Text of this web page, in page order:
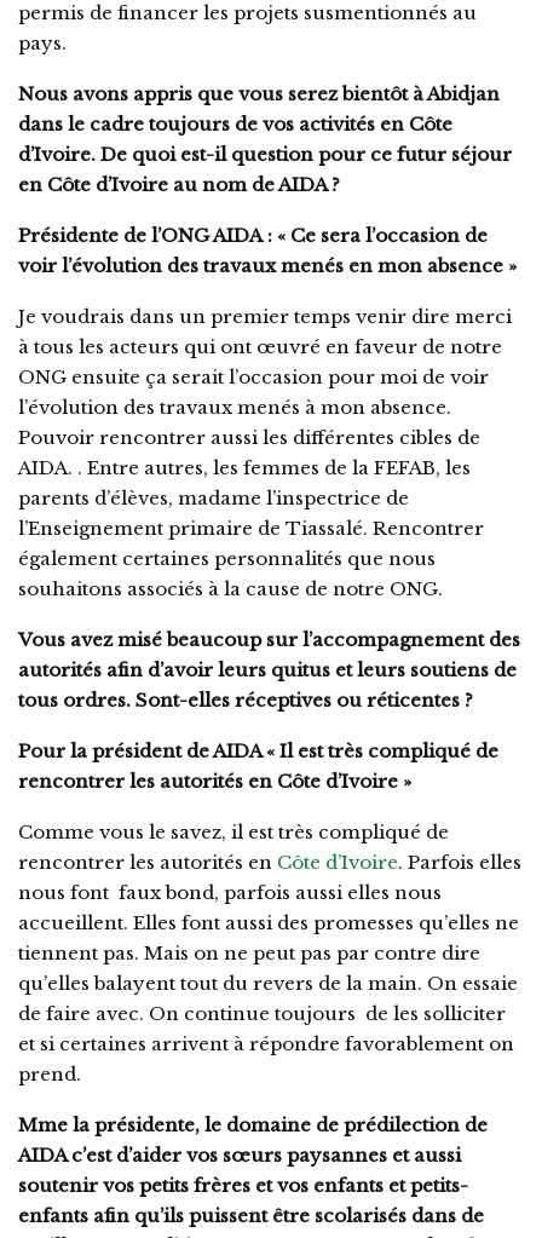
permis de financer les projets susmentionnés au
pays.
Nous avons appris que vous serez bientôt à Abidjan
dans le cadre toujours de vos activités en Côte
d’Ivoire. De quoi est-il question pour ce futur séjour
en Côte d’Ivoire au nom de AIDA ?
Présidente de l’ONG AIDA : « Ce sera l’occasion de
voir l’évolution des travaux menés en mon absence »
Je voudrais dans un premier temps venir dire merci
à tous les acteurs qui ont œuvré en faveur de notre
ONG ensuite ça serait l’occasion pour moi de voir
l’évolution des travaux menés à mon absence.
Pouvoir rencontrer aussi les différentes cibles de
AIDA. . Entre autres, les femmes de la FEFAB, les
parents d’élèves, madame l’inspectrice de
l’Enseignement primaire de Tiassalé. Rencontrer
également certaines personnalités que nous
souhaitons associés à la cause de notre ONG.
Vous avez misé beaucoup sur l’accompagnement des
autorités afin d’avoir leurs quitus et leurs soutiens de
tous ordres. Sont-elles réceptives ou réticentes ?
Pour la président de AIDA « Il est très compliqué de
rencontrer les autorités en Côte d’Ivoire »
Comme vous le savez, il est très compliqué de
rencontrer les autorités en Côte d’Ivoire. Parfois elles
nous font faux bond, parfois aussi elles nous
accueillent. Elles font aussi des promesses qu’elles ne
tiennent pas. Mais on ne peut pas par contre dire
qu’elles balayent tout du revers de la main. On essaie
de faire avec. On continue toujours de les solliciter
et si certaines arrivent à répondre favorablement on
prend.
Mme la présidente, le domaine de prédilection de
AIDA c’est d’aider vos sœurs paysannes et aussi
soutenir vos petits frères et vos enfants et petits-
enfants afin qu’ils puissent être scolarisés dans de